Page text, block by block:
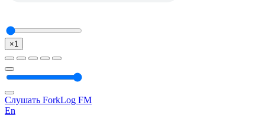
×1
Слушать ForkLog FM
En